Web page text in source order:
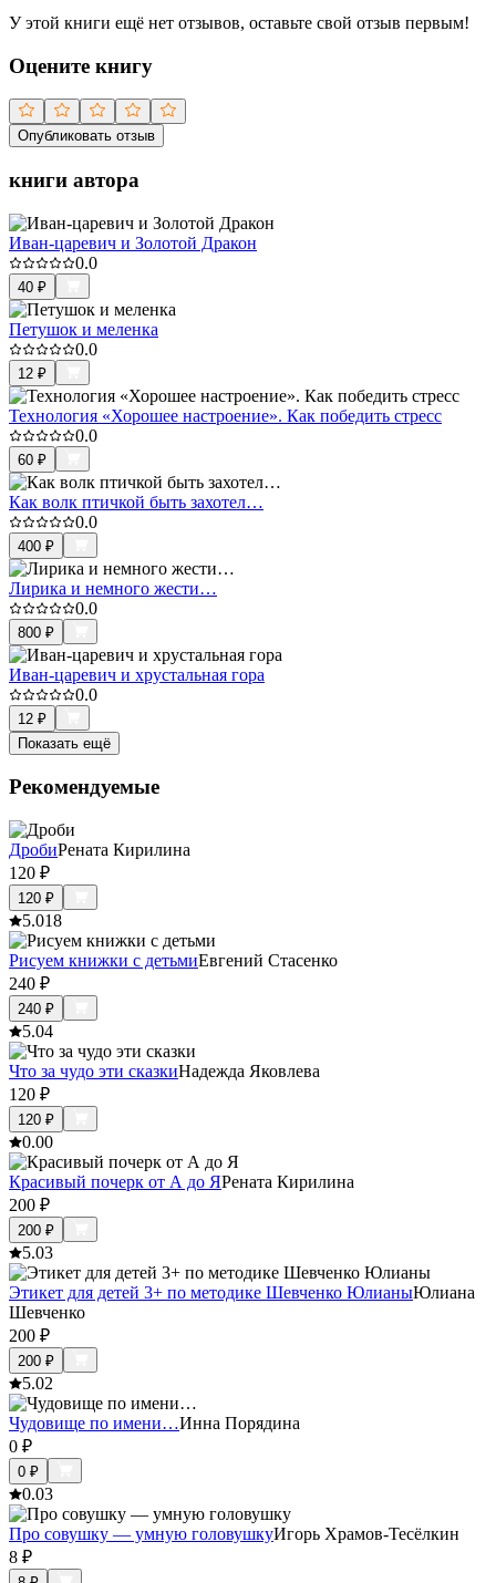
У этой книги ещё нет отзывов, оставьте свой отзыв первым!
Оцените книгу
Опубликовать отзыв
книги автора
Иван-царевич и Золотой Дракон
0.0
40 ₽
Петушок и меленка
0.0
12 ₽
Технология «Хорошее настроение». Как победить стресс
0.0
60 ₽
Как волк птичкой быть захотел…
0.0
400 ₽
Лирика и немного жести…
0.0
800 ₽
Иван-царевич и хрустальная гора
0.0
12 ₽
Показать ещё
Рекомендуемые
ДробиРената Кирилина
120 ₽
120 ₽
5.018
Рисуем книжки с детьмиЕвгений Стасенко
240 ₽
240 ₽
5.04
Что за чудо эти сказкиНадежда Яковлева
120 ₽
120 ₽
0.00
Красивый почерк от А до ЯРената Кирилина
200 ₽
200 ₽
5.03
Этикет для детей 3+ по методике Шевченко ЮлианыЮлиана
Шевченко
200 ₽
200 ₽
5.02
Чудовище по имени…Инна Порядина
0 ₽
0 ₽
0.03
Про совушку — умную головушкуИгорь Храмов-Тесёлкин
8 ₽